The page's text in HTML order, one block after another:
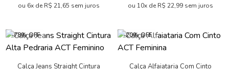
ou 6x de R$ 21,65 sem juros ou 10x de R$ 22,99 sem juros
-78% OFF
Calça Jeans Straight Cintura
-20% OFF
Calça Alfaiataria Com Cinto